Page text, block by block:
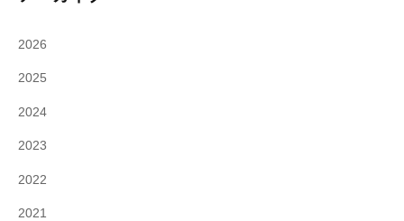
2026
2025
2024
2023
2022
2021